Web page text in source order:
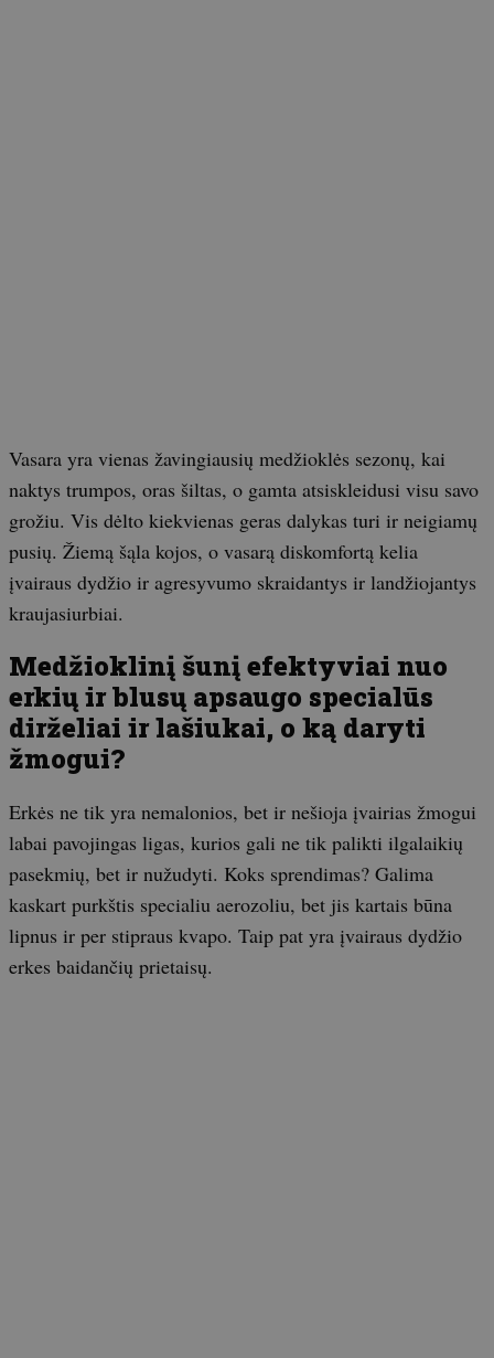
Vasara yra vienas žavingiausių medžioklės sezonų, kai
naktys trumpos, oras šiltas, o gamta atsiskleidusi visu savo
grožiu. Vis dėlto kiekvienas geras dalykas turi ir neigiamų
pusių. Žiemą šąla kojos, o vasarą diskomfortą kelia
įvairaus dydžio ir agresyvumo skraidantys ir landžiojantys
kraujasiurbiai.
Medžioklinį šunį efektyviai nuo
erkių ir blusų apsaugo specialūs
dirželiai ir lašiukai, o ką daryti
žmogui?
Erkės ne tik yra nemalonios, bet ir nešioja įvairias žmogui
labai pavojingas ligas, kurios gali ne tik palikti ilgalaikių
pasekmių, bet ir nužudyti. Koks sprendimas? Galima
kaskart purkštis specialiu aerozoliu, bet jis kartais būna
lipnus ir per stipraus kvapo. Taip pat yra įvairaus dydžio
erkes baidančių prietaisų.